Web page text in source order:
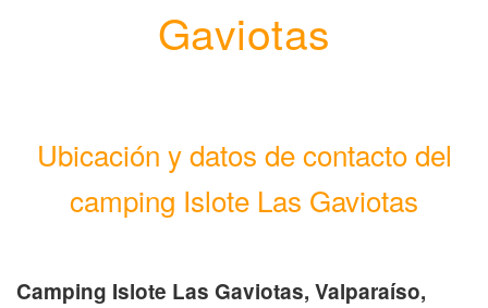
Gaviotas
Ubicación y datos de contacto del
camping Islote Las Gaviotas
Camping Islote Las Gaviotas, Valparaíso,